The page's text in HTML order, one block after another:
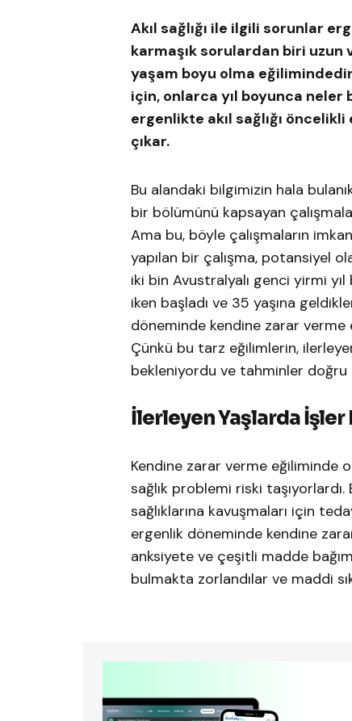
Akıl sağlığı ile ilgili sorunlar
karmaşık sorulardan biri uzun
yaşam boyu olma
için, onlarca yıl boyunca
ergenlikte akıl sağlığı öncelikli
çıkar.
Bu alandaki bilgimizin hala
bir bölümünü kapsayan
Ama bu, böyle çalışmaların
yapılan bir çalışma, potansiyel
iki bin Avustralyalı genci yirmi yıl
iken başladı ve 35 yaşına
döneminde kendine zarar verme
Çünkü bu tarz eğilimlerin,
bekleniyordu ve tahminler doğru
İlerleyen Yaşlarda
Kendine zarar verme eğiliminde
sağlık problemi riski
sağlıklarına kavuşmaları için
ergenlik döneminde kendine
anksiyete ve çeşitli madde
bulmakta zorlandılar ve maddi